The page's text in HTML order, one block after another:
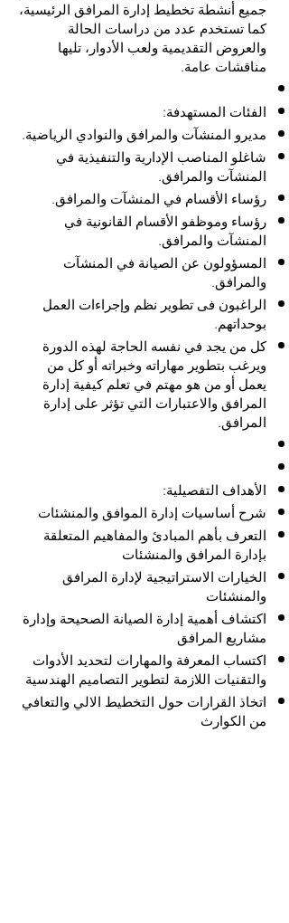
جميع أنشطة تخطيط إدارة المرافق الرئيسية،
كما تستخدم عدد من دراسات الحالة
والعروض التقديمية ولعب الأدوار، تليها
مناقشات عامة.
الفئات المستهدفة:
مديرو المنشآت والمرافق والنوادي الرياضية.
شاغلو المناصب الإدارية والتنفيذية في
المنشآت والمرافق.
رؤساء الأقسام في المنشآت والمرافق.
رؤساء وموظفو الأقسام القانونية في
المنشآت والمرافق.
المسؤولون عن الصيانة في المنشآت
والمرافق.
الراغبون فى تطوير نظم وإجراءات العمل
بوحداتهم.
كل من يجد في نفسه الحاجة لهذه الدورة
ويرغب بتطوير مهاراته وخبراته أو كل من
يعمل أو من هو مهتم في تعلم كيفية إدارة
المرافق والاعتبارات التي تؤثر على إدارة
المرافق.
الأهداف التفصيلية:
شرح أساسيات إدارة الموافق والمنشئات
التعرف بأهم المبادئ والمفاهيم المتعلقة
بإدارة المرافق والمنشئات
الخيارات الاستراتيجية لإدارة المرافق
والمنشئات
اكتشاف أهمية إدارة الصيانة الصحيحة وإدارة
مشاريع المرافق
اكتساب المعرفة والمهارات لتحديد الأدوات
والتقنيات اللازمة لتطوير التصاميم الهندسية
اتخاذ القرارات حول التخطيط الالي والتعافي
من الكوارث